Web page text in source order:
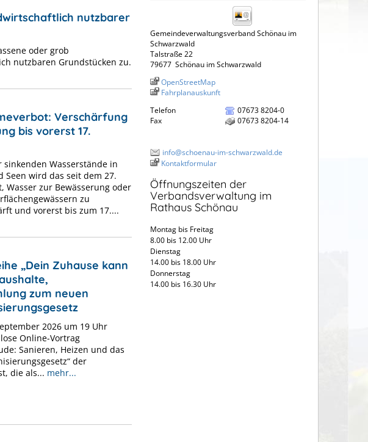
nutzbarer
oder grob
nutzbaren Grundstücken zu.
Verschärfung
bis vorerst 17.
Wasserstände in
Seen wird das seit dem 27.
Wasser zur Bewässerung oder
zu
und vorerst bis zum 17....
„Dein Zuhause kann
zum neuen
2026 um 19 Uhr
Online-Vortrag
Sanieren, Heizen und das
der
die als... mehr...
Gemeindeverwaltungsverband Schönau im
Schwarzwald
Talstraße 22
79677 Schönau im Schwarzwald
OpenStreetMap
Fahrplanauskunft
Telefon
07673 8204-0
Fax
07673 8204-14
info@schoenau-im-schwarzwald.de
Kontaktformular
Öffnungszeiten der
Verbandsverwaltung im
Rathaus Schönau
Montag bis Freitag
8.00 bis 12.00 Uhr
Dienstag
14.00 bis 18.00 Uhr
Donnerstag
14.00 bis 16.30 Uhr